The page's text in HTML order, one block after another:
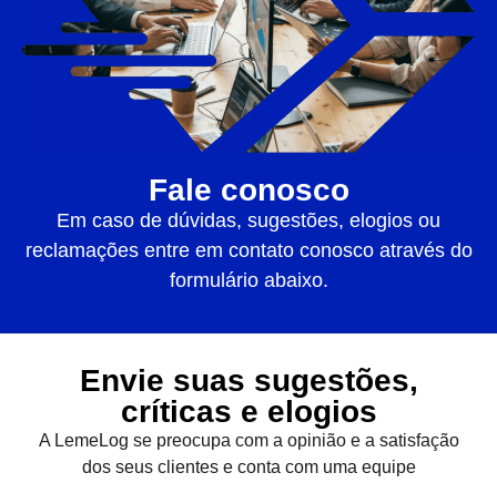
Fale conosco
Em caso de dúvidas, sugestões, elogios ou
reclamações entre em contato conosco através do
formulário abaixo.
Envie suas sugestões,
críticas e elogios
A LemeLog se preocupa com a opinião e a satisfação
dos seus clientes e conta com uma equipe